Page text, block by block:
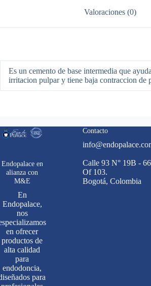
Valoraciones (0)
Es un cemento de base intermedia que
irritacion pulpar y tiene baja contraccion de
Endopalace en
alianza con
M&E
En
Endopalace,
nos
en ofrecer
productos de
alta calidad
para
endodoncia,
para
Contacto
Calle 93 N° 19B -
Of 103.
Bogotá, Colombia